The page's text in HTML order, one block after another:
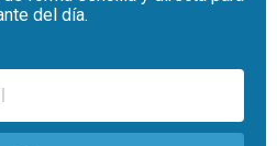
del día.